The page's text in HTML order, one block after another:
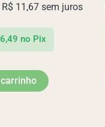
R$ 11,67 sem juros
no Pix